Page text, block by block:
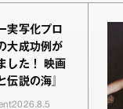
実写化プロ
大成功例が
した！ 映画
伝説の海』
2026.8.5